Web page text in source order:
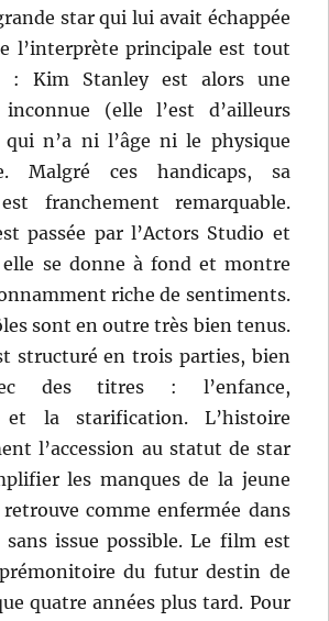
star qui lui avait échappée
l’interprète principale est tout
: Kim Stanley est alors une
(elle l’est d’ailleurs
qui n’a ni l’âge ni le physique
Malgré ces handicaps, sa
franchement remarquable.
passée par l’Actors Studio et
se donne à fond et montre
riche de sentiments.
sont en outre très bien tenus.
structuré en trois parties, bien
des titres : l’enfance,
et la starification. L’histoire
l’accession au statut de star
les manques de la jeune
comme enfermée dans
issue possible. Le film est
du futur destin de
quatre années plus tard. Pour